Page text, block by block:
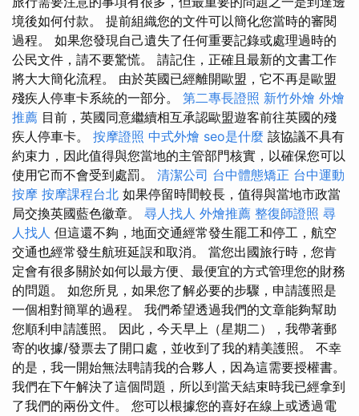
境後如何付款。 提前組織您的文件可以簡化您當時的審閱
過程。 如果您發現自己遺失了任何重要記錄或處理過時的
公民文件，請不要驚慌。 請記住，正確且最新的文書工作
將大大簡化流程。 由於英國已經離開歐盟，它不再是歐盟
殘疾人停車卡系統的一部分。 第二專長證照 新竹外燴 外燴
推薦 目前，英國同意繼續相互承認歐盟遊客前往英國的殘
疾人停車卡。 按摩證照 中式外燴 seo是什麼 該協議不具有
約束力，因此值得與您當地的主管部門核實，以確保您可以
使用它而不會受到處罰。 清潔公司 台中體態矯正 台中運動
按摩 按摩課程台北 如果停留時間較長，值得與當地市政當
局交換英國藍色徽章。 尋人找人 外燴推薦 整復師證照 尋
人找人 但這還不夠，地面交通經常發生罷工和停工，航空
交通也經常發生航班延誤和取消。 當您出國旅行時，您肯
定會有很多關於如何以最方便、最便宜的方式管理您的財務
的問題。 如您所見，如果您了解必要的步驟，申請護照是
一個相對簡單的過程。 我們希望透過我們的文章能夠幫助
您順利申請護照。 因此，今天早上（星期二），我帶著郵
寄的收據/發票去了開口處，並收到了我的精美護照。 不幸
的是，我一開始無法聘請我的合夥人，因為這需要授權書。
我們在下午解決了這個問題，所以到當天結束時我已經拿到
了我們的兩份文件。 您可以根據您的喜好在線上或透過電